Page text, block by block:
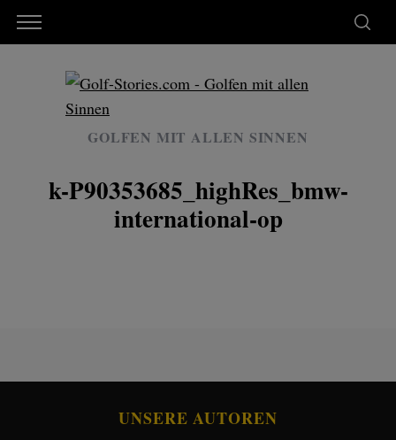
GOLFEN MIT ALLEN SINNEN
k-P90353685_highRes_bmw-
international-op
UNSERE AUTOREN